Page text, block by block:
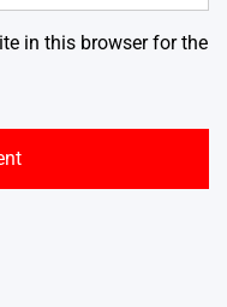
in this browser for the